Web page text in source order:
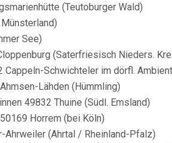
(Teutoburger Wald)
See)
(Saterfriesisch Nieders.
Schwichteler im dörfl.
Lähden (Hümmling)
49832 Thuine (Südl. Emsland)
Horrem (bei Köln)
Ahrweiler (Ahrtal / Rheinland-Pfalz)